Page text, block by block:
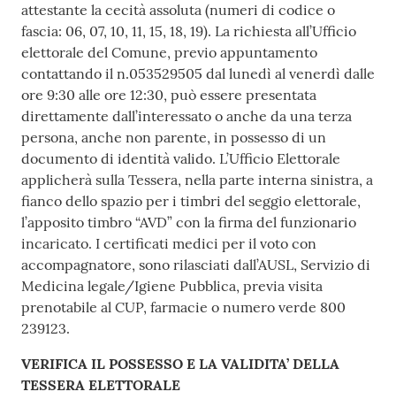
attestante la cecità assoluta (numeri di codice o
fascia: 06, 07, 10, 11, 15, 18, 19). La richiesta all’Ufficio
elettorale del Comune, previo appuntamento
contattando il n.053529505 dal lunedì al venerdì dalle
ore 9:30 alle ore 12:30, può essere presentata
direttamente dall’interessato o anche da una terza
persona, anche non parente, in possesso di un
documento di identità valido. L’Ufficio Elettorale
applicherà sulla Tessera, nella parte interna sinistra, a
fianco dello spazio per i timbri del seggio elettorale,
l’apposito timbro “AVD” con la firma del funzionario
incaricato. I certificati medici per il voto con
accompagnatore, sono rilasciati dall’AUSL, Servizio di
Medicina legale/Igiene Pubblica, previa visita
prenotabile al CUP, farmacie o numero verde 800
239123.
VERIFICA IL POSSESSO E LA VALIDITA’ DELLA
TESSERA ELETTORALE